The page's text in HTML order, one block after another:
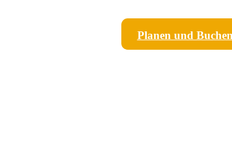
Planen und Buchen